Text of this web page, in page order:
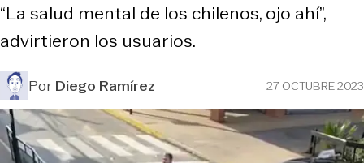
“La salud mental de los chilenos, ojo ahí”,
advirtieron los usuarios.
PorDiego Ramírez 27 OCTUBRE 2023